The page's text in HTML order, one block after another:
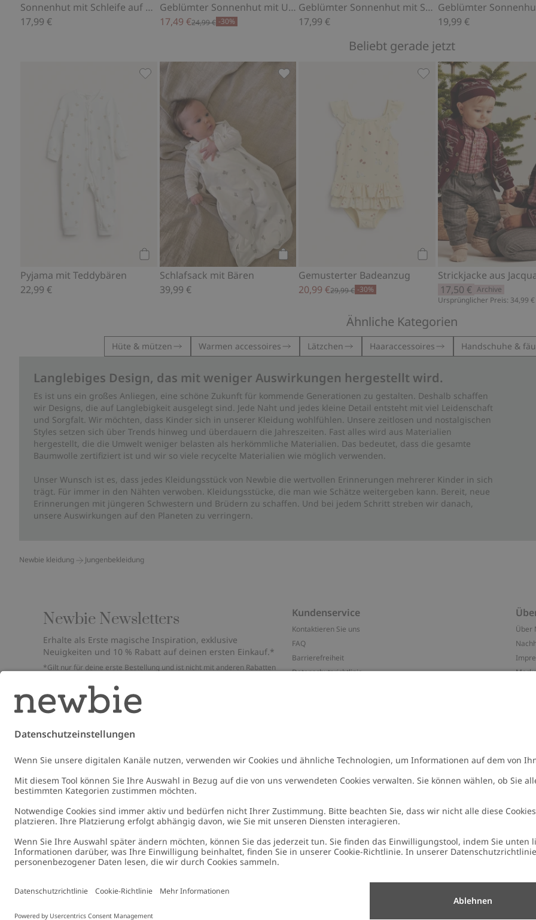
Sonnenhut mit Schleife auf der Rückseite
17,99 €
Geblümter Sonnenhut mit UV-Schutz
17,49 €24,99 € -30%
Geblümter Sonnenhut mit Schleife
17,99 €
19,99 €
Beliebt gerade jetzt
Kaufen
Pyjama mit Teddybären
22,99 €
Pyjama mit Teddybären, Zu Favoriten hinzufügen
Kaufen
Schlafsack mit Bären
39,99 €
Schlafsack mit Bären, Zu Favoriten hinzufügen
Gemusterter Badeanzug
20,99 €29,99 € -30%
Gemusterter Badeanzug,
17,50 € Archive
Ursprünglicher Preis: 34,99 €
Ähnliche Kategorien
Hüte & mützen Warmen accessoires Lätzchen Haaraccessoires Handschuhe &
Langlebiges Design, das mit weniger Auswirkungen hergestellt wird.
Es ist uns ein großes Anliegen, eine schöne Zukunft für kommende Generationen zu gestalten. Deshalb schaffen
wir Designs, die auf Langlebigkeit ausgelegt sind. Jede Naht und jedes kleine Detail entsteht mit viel Leidenschaft
und Sorgfalt. Wir möchten, dass Kinder sich in unserer Kleidung wohlfühlen. Unsere zeitlosen und nostalgischen
Styles setzen sich über Trends hinweg und überdauern die Jahreszeiten. Fast alles wird aus Materialien
hergestellt, die die Umwelt weniger belasten als herkömmliche Materialien. Das bedeutet, dass die gesamte
Baumwolle zertifiziert ist und wir so viele recycelte Materialien wie möglich verwenden.
Unser Wunsch ist es, dass jedes Kleidungsstück von Newbie die wertvollen Erinnerungen mehrerer Kinder in sich
trägt. Für immer in den Nähten verwoben. Kleidungsstücke, die man wie Schätze weitergeben kann. Bereit, neue
Erinnerungen mit jüngeren Schwestern und Brüdern zu schaffen. Und bei jedem Schritt streben wir danach,
unsere Auswirkungen auf den Planeten zu verringern.
Newbie kleidung Jungenbekleidung
Newbie Newsletters
Erhalte als Erste magische Inspiration, exklusive
Neuigkeiten und 10 % Rabatt auf deinen ersten Einkauf.*
*Gilt nur für deine erste Bestellung und ist nicht mit anderen Rabatten
überprüfe deinen Spam-Ordner. Lies unsere
FAQ & Cookie-Richtlinie
E-Mail
Kundenservice
Kontaktieren Sie uns
FAQ
Barrierefreiheit
Datenschutzrichtlinie
Über
Cookies